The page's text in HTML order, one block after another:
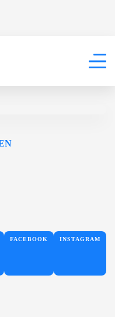
FACEBOOK INSTAGRAM